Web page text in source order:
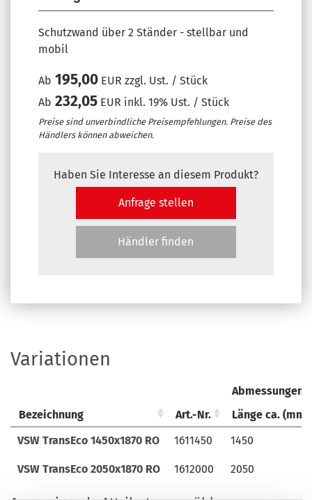
Schutzwand über 2 Ständer - stellbar und
mobil
Ab 195,00 EUR zzgl. Ust. / Stück
Ab 232,05 EUR inkl. 19% Ust. / Stück
Preise sind unverbindliche Preisempfehlungen. Preise des
Händlers können abweichen.
Haben Sie Interesse an diesem Produkt?
Anfrage stellen
Händler finden
Variationen
Abmessungen
Bezeichnung
Art.-Nr.
Länge ca. (mm)
Abmessungen
Bezeichnung Art.-Nr. Länge ca. (mm)
VSW TransEco 1450x1870 RO 1611450 1450
VSW TransEco 2050x1870 RO 1612000 2050
Bezeichnung
Art.-Nr.
VSW TransEco 1450x1870 RO
1611450
VSW TransEco 2050x1870 RO 1612000